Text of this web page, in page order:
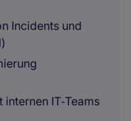
Incidents und
IT‑Teams